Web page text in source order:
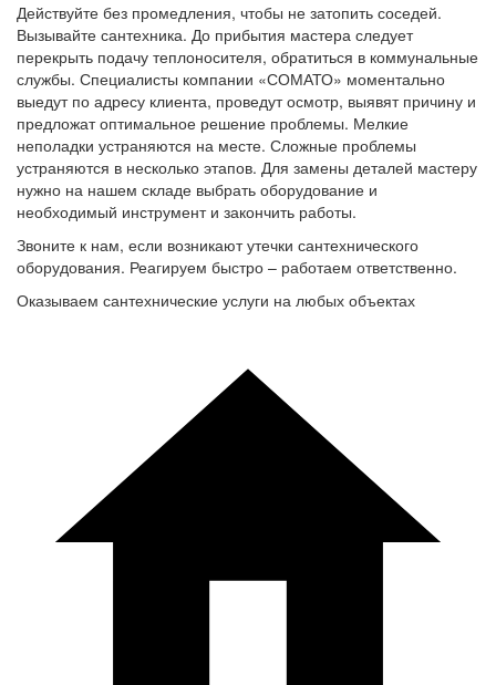
Действуйте без промедления, чтобы не затопить соседей.
Вызывайте сантехника. До прибытия мастера следует
перекрыть подачу теплоносителя, обратиться в коммунальные
службы. Специалисты компании «СОМАТО» моментально
выедут по адресу клиента, проведут осмотр, выявят причину и
предложат оптимальное решение проблемы. Мелкие
неполадки устраняются на месте. Сложные проблемы
устраняются в несколько этапов. Для замены деталей мастеру
нужно на нашем складе выбрать оборудование и
необходимый инструмент и закончить работы.
Звоните к нам, если возникают утечки сантехнического
оборудования. Реагируем быстро – работаем ответственно.
Оказываем сантехнические услуги на любых объектах